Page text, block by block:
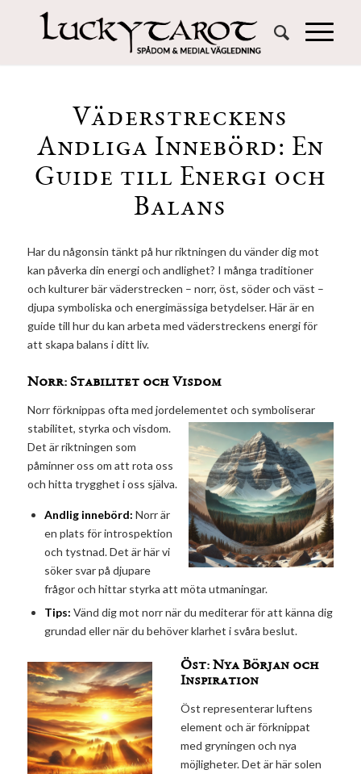
Väderstreckens
Andliga Innebörd: En
Guide till Energi och
Balans
Har du någonsin tänkt på hur riktningen du vänder dig mot
kan påverka din energi och andlighet? I många traditioner
och kulturer bär väderstrecken – norr, öst, söder och väst –
djupa symboliska och energimässiga betydelser. Här är en
guide till hur du kan arbeta med väderstreckens energi för
att skapa balans i ditt liv.
Norr: Stabilitet och Visdom
Norr förknippas ofta med jordelementet och symboliserar
stabilitet, styrka och visdom.
Det är riktningen som
påminner oss om att rota oss
och hitta trygghet i oss själva.
Andlig innebörd: Norr är
en plats för introspektion
och tystnad. Det är här vi
söker svar på djupare
frågor och hittar styrka att möta utmaningar.
Tips: Vänd dig mot norr när du mediterar för att känna dig
grundad eller när du behöver klarhet i svåra beslut.
Öst: Nya Början och
Inspiration
Öst representerar luftens
element och är förknippat
med gryningen och nya
möjligheter. Det är här solen